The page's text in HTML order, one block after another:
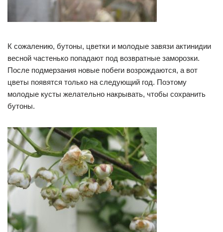
К сожалению, бутоны, цветки и молодые завязи актинидии
весной частенько попадают под возвратные заморозки.
После подмерзания новые побеги возрождаются, а вот
цветы появятся только на следующий год. Поэтому
молодые кусты желательно накрывать, чтобы сохранить
бутоны.